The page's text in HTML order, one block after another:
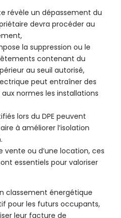
révèle un dépassement du
devra procéder au
la suppression ou le
contenant du
au seuil autorisé,
peut entraîner des
normes les installations
lors du DPE peuvent
à améliorer l’isolation
vente ou d’une location, ces
essentiels pour valoriser
classement énergétique
pour les futurs occupants,
leur facture de